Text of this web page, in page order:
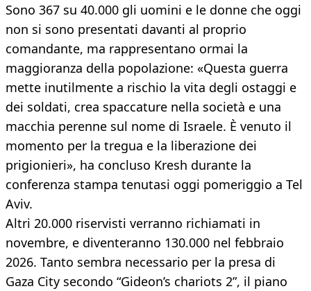
Sono 367 su 40.000 gli uomini e le donne che oggi
non si sono presentati davanti al proprio
comandante, ma rappresentano ormai la
maggioranza della popolazione: «Questa guerra
mette inutilmente a rischio la vita degli ostaggi e
dei soldati, crea spaccature nella società e una
macchia perenne sul nome di Israele. È venuto il
momento per la tregua e la liberazione dei
prigionieri», ha concluso Kresh durante la
conferenza stampa tenutasi oggi pomeriggio a Tel
Aviv.
Altri 20.000 riservisti verranno richiamati in
novembre, e diventeranno 130.000 nel febbraio
2026. Tanto sembra necessario per la presa di
Gaza City secondo “Gideon’s chariots 2”, il piano